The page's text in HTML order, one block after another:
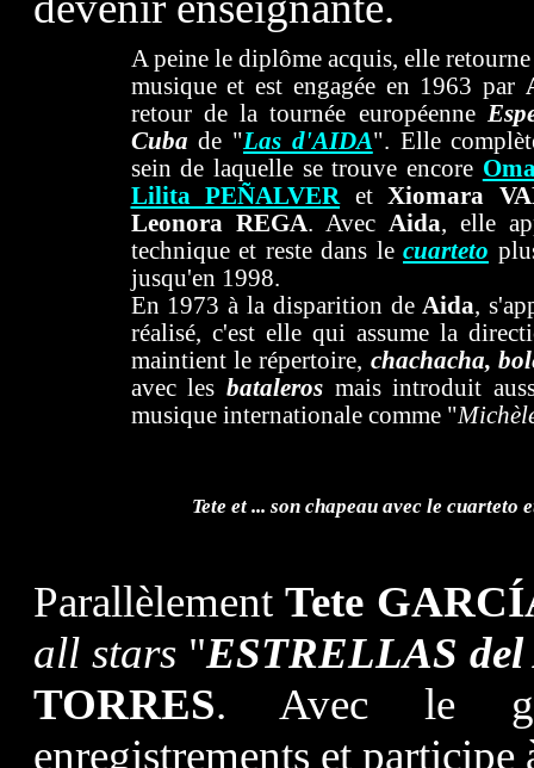
A peine le diplôme acquis, elle
musique et est engagée en 1963 par
retour de la tournée européenne
Cuba de "Las d'AIDA". Elle
sein de laquelle se trouve encore
Lilita PEÑALVER et Xiomara
Leonora REGA. Avec Aida, elle
technique et reste dans le cuarteto
jusqu'en 1998.
En 1973 à la disparition de Aida,
réalisé, c'est elle qui assume la
maintient le répertoire, chachacha,
avec les batalerosmais introduit
musique internationale comme "
Tete et ... son chapeau avec le cuarteto
ParallèlementTete
all stars"ESTRELLAS
TORRES. Avec le
enregistrements et participe